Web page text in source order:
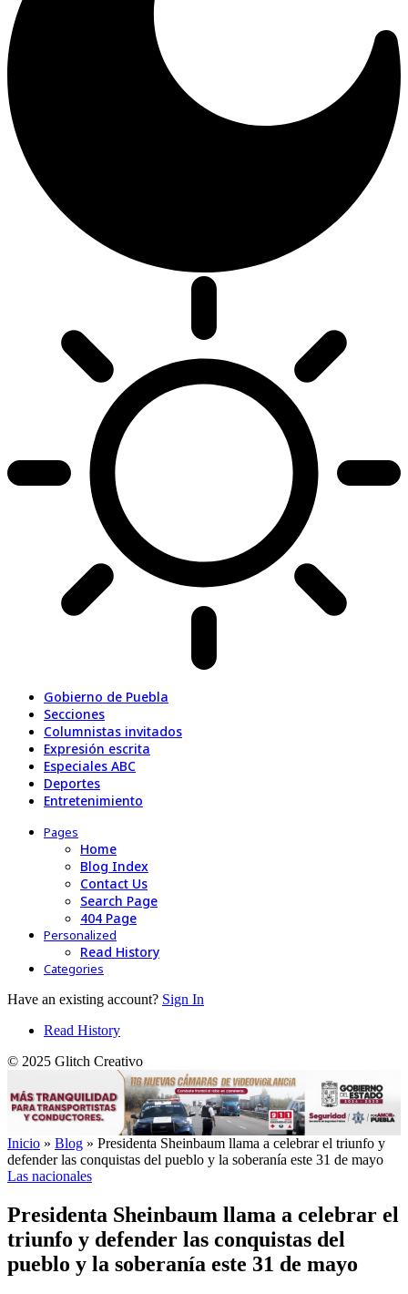
Gobierno de Puebla
Secciones
Columnistas invitados
Expresión escrita
Especiales ABC
Deportes
Entretenimiento
Pages
Home
Blog Index
Contact Us
Search Page
404 Page
Personalized
Read History
Categories
Have an existing account? Sign In
Read History
© 2025 Glitch Creativo
Inicio » Blog » Presidenta Sheinbaum llama a celebrar el triunfo y
defender las conquistas del pueblo y la soberanía este 31 de mayo
Las nacionales
Presidenta Sheinbaum llama a celebrar el
triunfo y defender las conquistas del
pueblo y la soberanía este 31 de mayo